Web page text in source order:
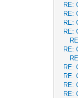
RE:
RE:
RE:
RE:
RE:
RE:
RE:
RE:
RE: